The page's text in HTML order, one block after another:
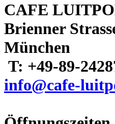
CAFE
Brienner
München
T: +49-89-
info@cafe-